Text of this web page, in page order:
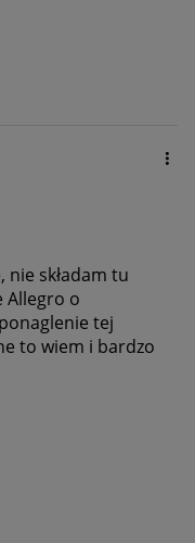
nie składam tu
Allegro o
tej
to wiem i bardzo